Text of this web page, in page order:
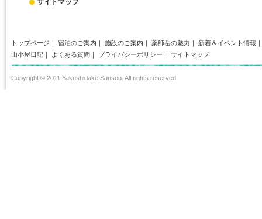
サイトマップ
トップページ ｜ 宿泊のご案内 ｜ 施設のご案内 ｜ 薬師岳の魅力 ｜ 新着＆イベント情報 ｜
山小屋日記 ｜ よくある質問 ｜ プライバシーポリシー ｜ サイトマップ
Copyright © 2011 Yakushidake Sansou. All rights reserved.